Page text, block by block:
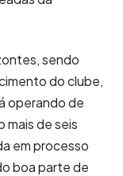
sendo
do clube,
operando de
mais de seis
em processo
boa parte de